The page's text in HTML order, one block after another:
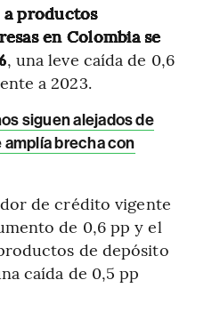
a productos
en Colombia se
, una leve caída de 0,6
a 2023.
siguen alejados de
brecha con
de crédito vigente
de 0,6 pp y el
de depósito
caída de 0,5 pp